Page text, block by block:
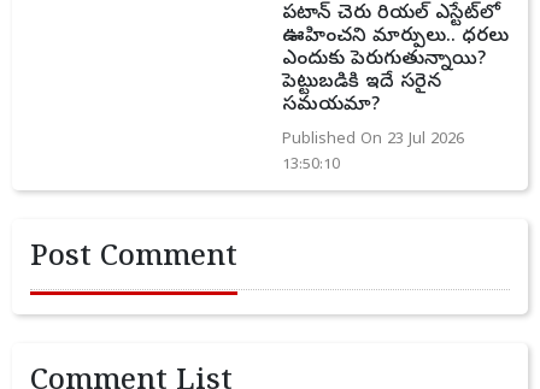
పటాన్ చెరు రియల్ ఎస్టేట్‌లో
ఊహించని మార్పులు.. ధరలు
ఎందుకు పెరుగుతున్నాయి?
పెట్టుబడికి ఇదే సరైన
సమయమా?
Published On 23 Jul 2026
13:50:10
Post Comment